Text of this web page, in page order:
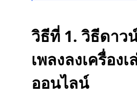
วิธีที่ 1. วิธีดาว
เพลงลงเครื่อง
ออนไลน์